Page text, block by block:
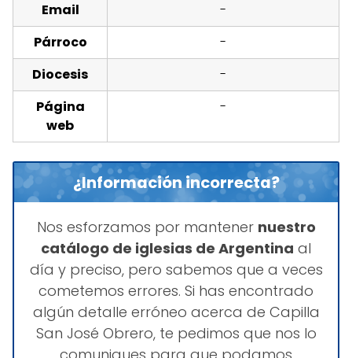
Email
-
Párroco
-
Diocesis
-
Página
web
-
¿Información incorrecta?
Nos esforzamos por mantener nuestro
catálogo de iglesias de Argentina al
día y preciso, pero sabemos que a veces
cometemos errores. Si has encontrado
algún detalle erróneo acerca de Capilla
San José Obrero, te pedimos que nos lo